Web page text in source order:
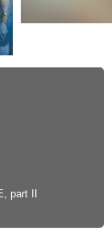
part II